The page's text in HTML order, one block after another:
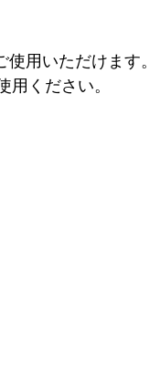
用いただけます。
ください。